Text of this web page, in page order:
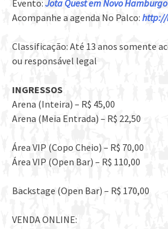
Evento: Jota Quest em Novo Hamburgo
Acompanhe a agenda No Palco: http://
Classificação: Até 13 anos somente
ou responsável legal
INGRESSOS
Arena (Inteira) – R$ 45,00
Arena (Meia Entrada) – R$ 22,50
Área VIP (Copo Cheio) – R$ 70,00
Área VIP (Open Bar) – R$ 110,00
Backstage (Open Bar) – R$ 170,00
VENDA ONLINE: